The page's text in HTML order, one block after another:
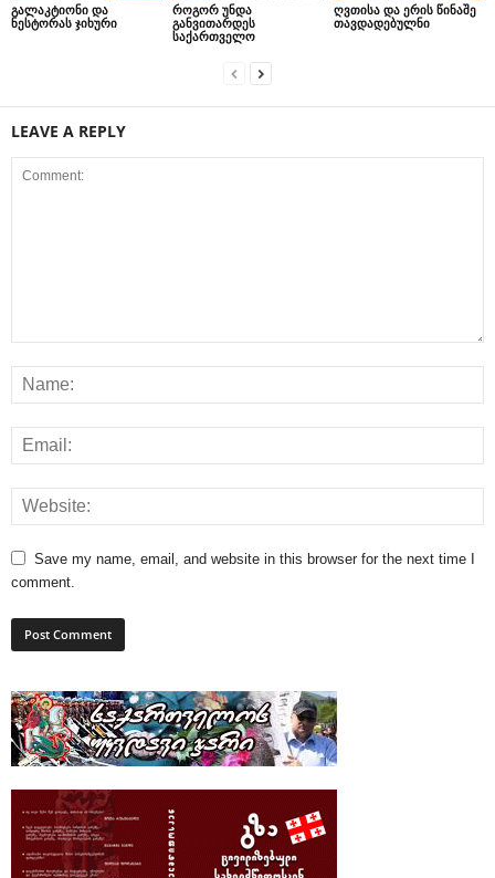
გალაკტიონი და
ნესტორას ჯიხური
როგორ უნდა
განვითარდეს
საქართველო
ღვთისა და ერის წინაშე
თავდადებულნი
LEAVE A REPLY
Save my name, email, and website in this browser for the next time I
comment.